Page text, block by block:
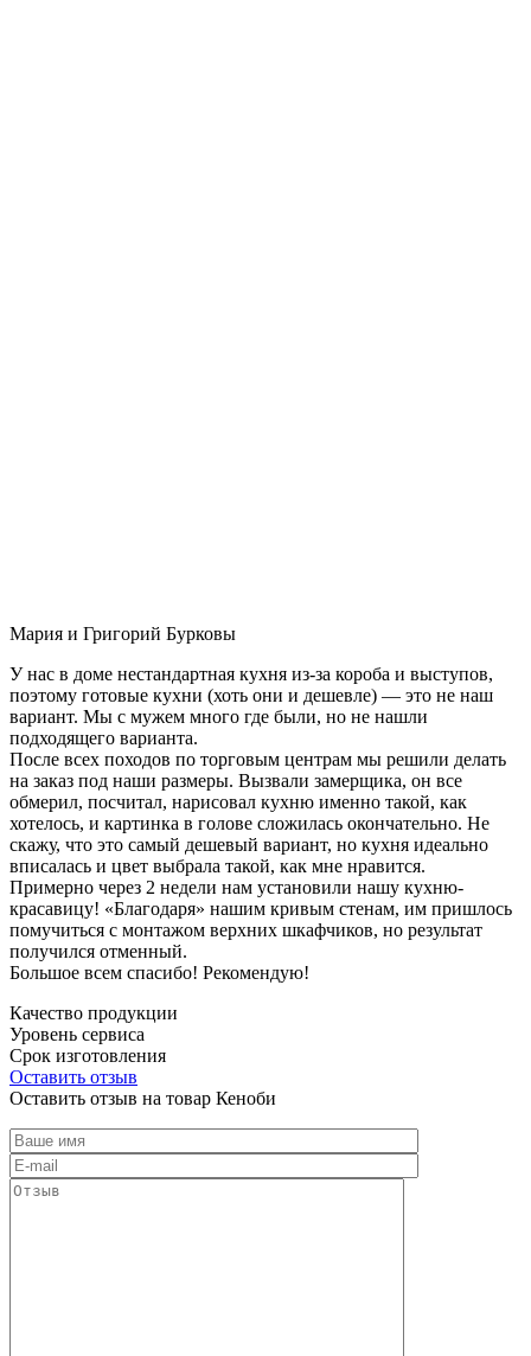
Мария и Григорий Бурковы
У нас в доме нестандартная кухня из-за короба и выступов,
поэтому готовые кухни (хоть они и дешевле) — это не наш
вариант. Мы с мужем много где были, но не нашли
подходящего варианта.
После всех походов по торговым центрам мы решили делать
на заказ под наши размеры. Вызвали замерщика, он все
обмерил, посчитал, нарисовал кухню именно такой, как
хотелось, и картинка в голове сложилась окончательно. Не
скажу, что это самый дешевый вариант, но кухня идеально
вписалась и цвет выбрала такой, как мне нравится.
Примерно через 2 недели нам установили нашу кухню-
красавицу! «Благодаря» нашим кривым стенам, им пришлось
помучиться с монтажом верхних шкафчиков, но результат
получился отменный.
Большое всем спасибо! Рекомендую!
Качество продукции
Уровень сервиса
Срок изготовления
Оставить отзыв
Оставить отзыв на товар Кеноби